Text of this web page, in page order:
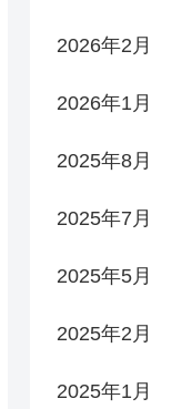
2026年2月
2026年1月
2025年8月
2025年7月
2025年5月
2025年2月
2025年1月